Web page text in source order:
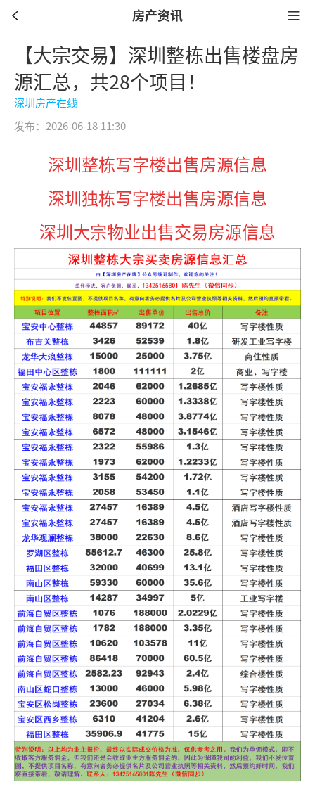
房产资讯
【大宗交易】深圳整栋出售楼盘房
源汇总，共28个项目！
深圳房产在线
发布：2026-06-18 11:30
深圳整栋写字楼出售房源信息
深圳独栋写字楼出售房源信息
深圳大宗物业出售交易房源信息